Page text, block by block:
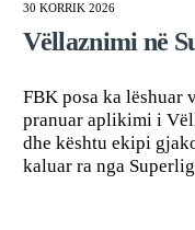
30 KORRIK 2026
Vëllaznimi në
FBK posa ka lëshuar
pranuar aplikimi i
dhe kështu ekipi
kaluar ra nga